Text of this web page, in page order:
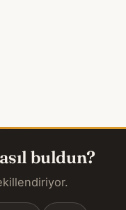
buldun?